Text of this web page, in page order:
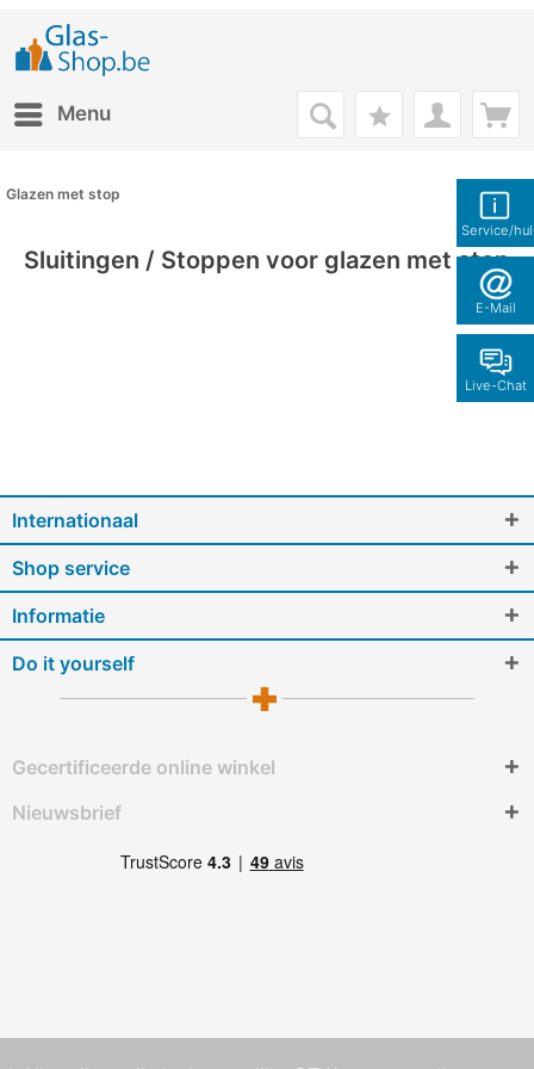
Service/
E-Mail
Live-Chat
Menu
Glazen met stop
Sluitingen / Stoppen voor glazen met stop
Internationaal
Shop service
Informatie
Do it yourself
Gecertificeerde online winkel
Nieuwsbrief